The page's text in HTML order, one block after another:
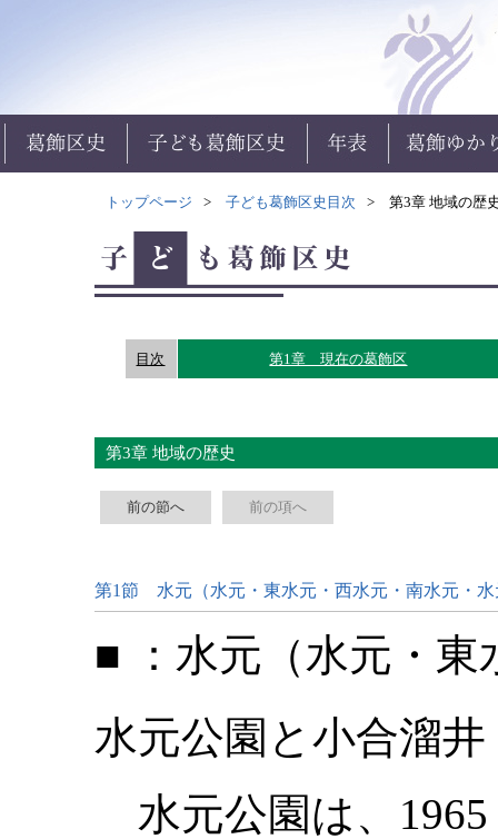
トップページ 子ども葛飾区史目次 第3章 地域の歴
目次 第1章 現在の葛飾区
第3章 地域の歴史
前の節へ 前の項へ
第1節 水元（水元・東水元・西水元・南水元・水
■ ：水元（水元・東
水元公園と小合
水元公園は、1965